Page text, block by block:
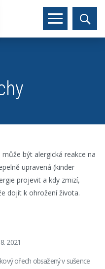
být alergická reakce na
upravená (kinder
projevit a kdy zmizí,
dojít k ohrožení života.
2021
ořech obsažený v sušence